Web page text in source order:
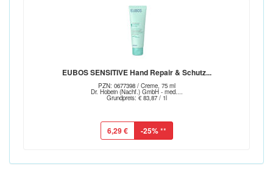
EUBOS SENSITIVE Hand Repair & Schutz...
PZN: 0677398 / Creme, 75 ml
Dr. Hobein (Nachf.) GmbH - med....
Grundpreis: € 83,87 / 1l
6,29 € -25%**